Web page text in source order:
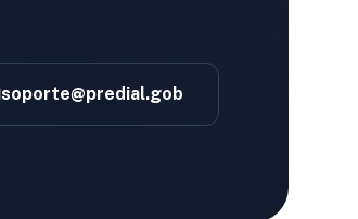
soporte@predial.gob